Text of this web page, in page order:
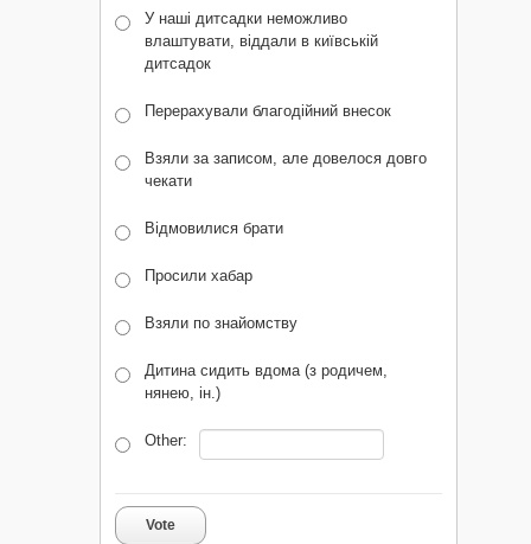
У наші дитсадки неможливо
влаштувати, віддали в київській
дитсадок
Перерахували благодійний внесок
Взяли за записом, але довелося довго
чекати
Відмовилися брати
Просили хабар
Взяли по знайомству
Дитина сидить вдома (з родичем,
нянею, ін.)
Other:
Vote